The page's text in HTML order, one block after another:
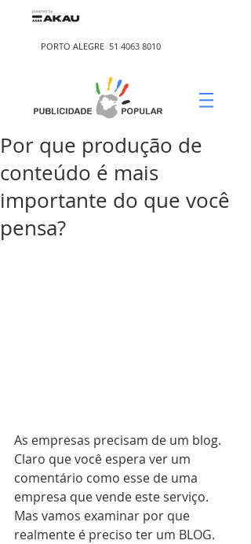
PORTO ALEGRE 51 4063 8010
Por que produção de
conteúdo é mais
importante do que você
pensa?
As empresas precisam de um blog.
Claro que você espera ver um
comentário como esse de uma
empresa que vende este serviço.
Mas vamos examinar por que
realmente é preciso ter um BLOG.